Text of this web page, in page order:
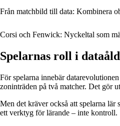
Från matchbild till data: Kombinera
Corsi och Fenwick: Nyckeltal som
Spelarnas roll i
För spelarna innebär
zoninträden på två matcher. Det gör
Men det kräver också att spelarna lär
ett verktyg för lärande – inte kontroll.